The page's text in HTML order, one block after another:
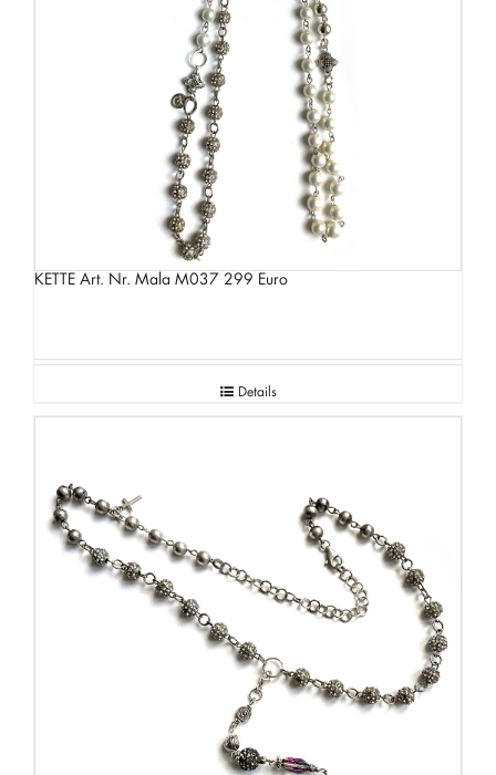
KETTE Art. Nr. Mala M037 299 Euro
Details